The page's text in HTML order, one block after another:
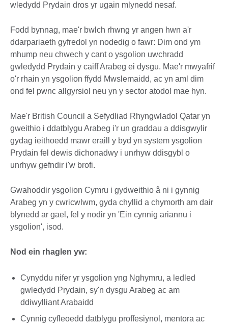
wledydd Prydain dros yr ugain mlynedd nesaf.
Fodd bynnag, mae'r bwlch rhwng yr angen hwn a'r
ddarpariaeth gyfredol yn nodedig o fawr: Dim ond ym
mhump neu chwech y cant o ysgolion uwchradd
gwledydd Prydain y caiff Arabeg ei dysgu. Mae'r mwyafrif
o'r rhain yn ysgolion ffydd Mwslemaidd, ac yn aml dim
ond fel pwnc allgyrsiol neu yn y sector atodol mae hyn.
Mae'r British Council a Sefydliad Rhyngwladol Qatar yn
gweithio i ddatblygu Arabeg i'r un graddau a ddisgwylir
gydag ieithoedd mawr eraill y byd yn system ysgolion
Prydain fel dewis dichonadwy i unrhyw ddisgybl o
unrhyw gefndir i'w brofi.
Gwahoddir ysgolion Cymru i gydweithio â ni i gynnig
Arabeg yn y cwricwlwm, gyda chyllid a chymorth am dair
blynedd ar gael, fel y nodir yn 'Ein cynnig ariannu i
ysgolion', isod.
Nod ein rhaglen yw:
Cynyddu nifer yr ysgolion yng Nghymru, a ledled
gwledydd Prydain, sy'n dysgu Arabeg ac am
ddiwylliant Arabaidd
Cynnig cyfleoedd datblygu proffesiynol, mentora ac